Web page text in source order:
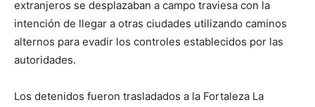
extranjeros se desplazaban a campo traviesa con la
intención de llegar a otras ciudades utilizando caminos
alternos para evadir los controles establecidos por las
autoridades.
Los detenidos fueron trasladados a la Fortaleza La